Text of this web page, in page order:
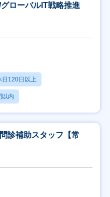
ローバルIT戦略推進
日120日以上
以内
診補助スタッフ【常